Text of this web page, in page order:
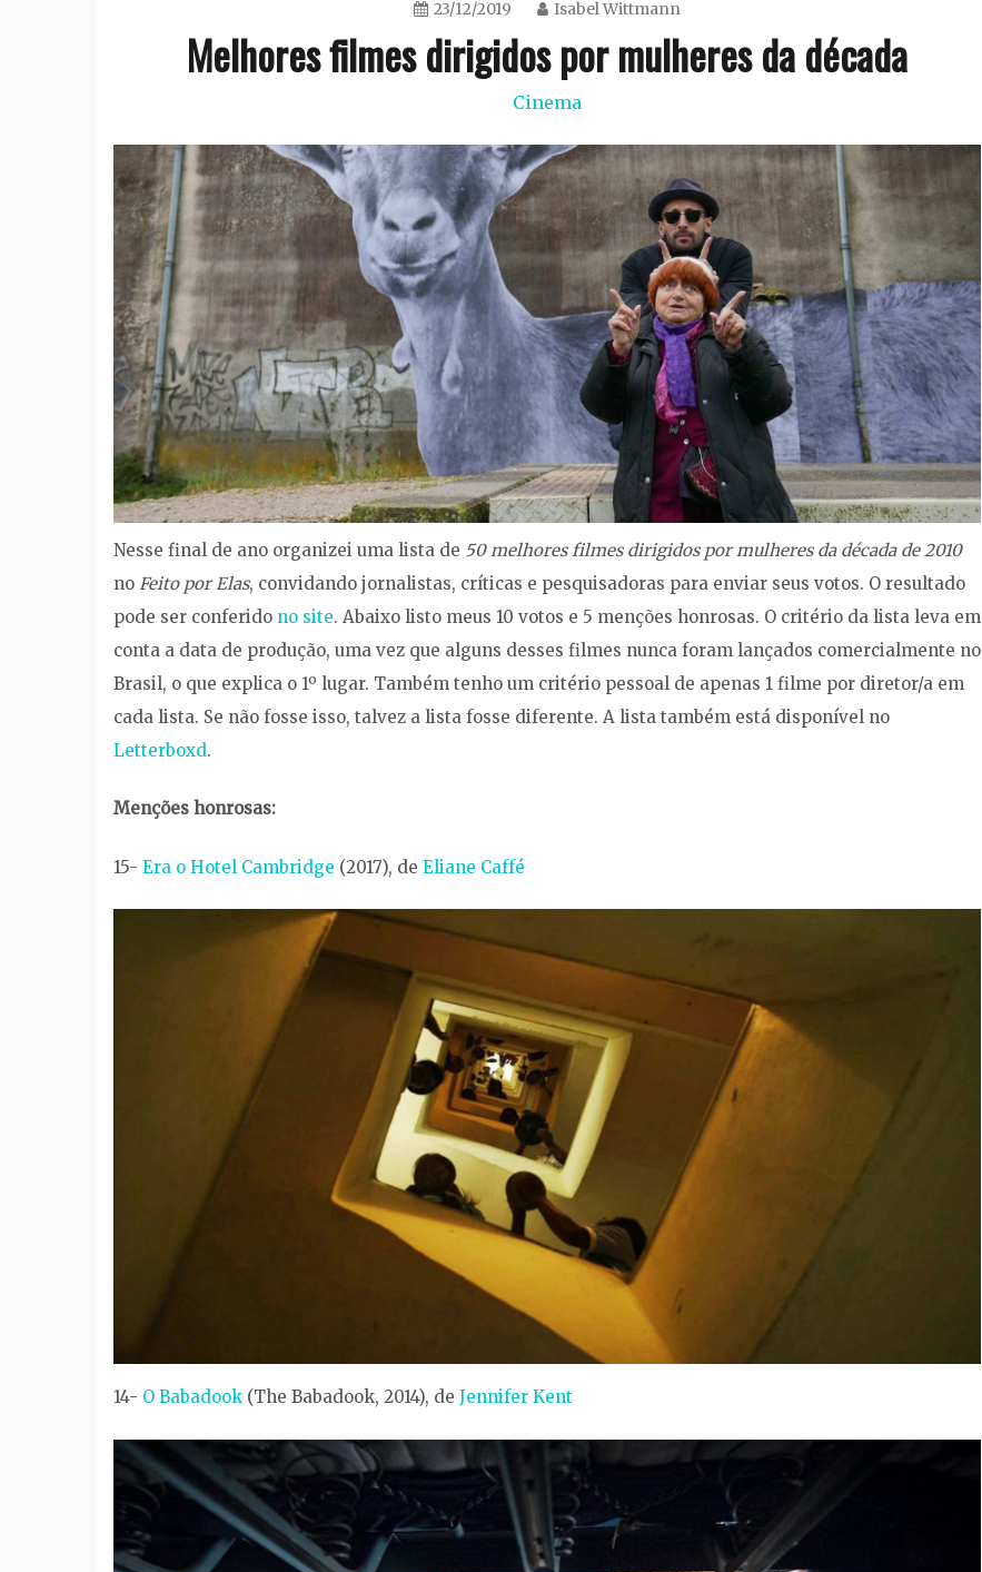
23/12/2019 Isabel Wittmann
Melhores filmes dirigidos por mulheres da década
Cinema
Nesse final de ano organizei uma lista de 50 melhores filmes dirigidos por mulheres da década de 2010
no Feito por Elas, convidando jornalistas, críticas e pesquisadoras para enviar seus votos. O resultado
pode ser conferido no site. Abaixo listo meus 10 votos e 5 menções honrosas. O critério da lista leva em
conta a data de produção, uma vez que alguns desses filmes nunca foram lançados comercialmente no
Brasil, o que explica o 1º lugar. Também tenho um critério pessoal de apenas 1 filme por diretor/a em
cada lista. Se não fosse isso, talvez a lista fosse diferente. A lista também está disponível no
Letterboxd.
Menções honrosas:
15- Era o Hotel Cambridge (2017), de Eliane Caffé
14- O Babadook (The Babadook, 2014), de Jennifer Kent